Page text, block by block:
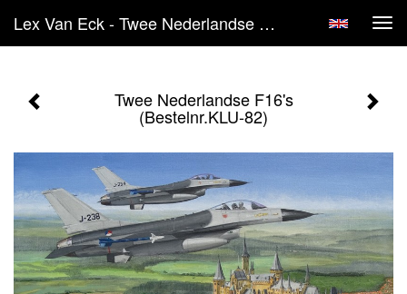
Lex Van Eck - Twee Nederlandse F16's (Bestelnr.KLU-82)
Twee Nederlandse F16's
(Bestelnr.KLU-82)